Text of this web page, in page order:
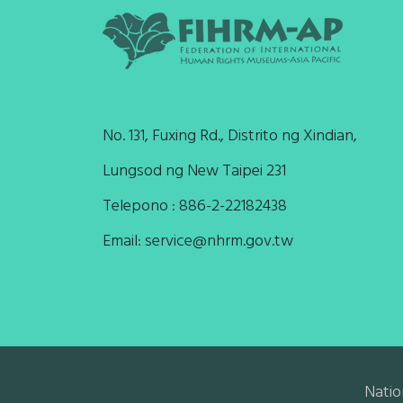
No. 131, Fuxing Rd., Distrito ng Xindian,
Lungsod ng New Taipei 231
Telepono : 886-2-22182438
Email: service@nhrm.gov.tw